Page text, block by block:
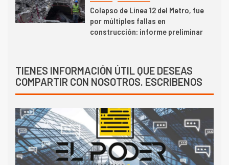
Colapso de Línea 12 del Metro, fue
por múltiples fallas en
construcción: informe preliminar
TIENES INFORMACIÓN ÚTIL QUE DESEAS
COMPARTIR CON NOSOTROS. ESCRIBENOS